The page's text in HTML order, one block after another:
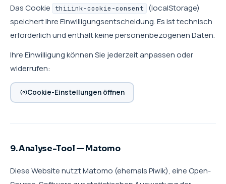
Das Cookie
thiiink-cookie-consent
(localStorage)
speichert Ihre Einwilligungsentscheidung. Es ist technisch
erforderlich und enthält keine personenbezogenen Daten.
Ihre Einwilligung können Sie jederzeit anpassen oder
widerrufen:
Cookie-Einstellungen öffnen
9. Analyse-Tool — Matomo
Diese Website nutzt Matomo (ehemals Piwik), eine Open-